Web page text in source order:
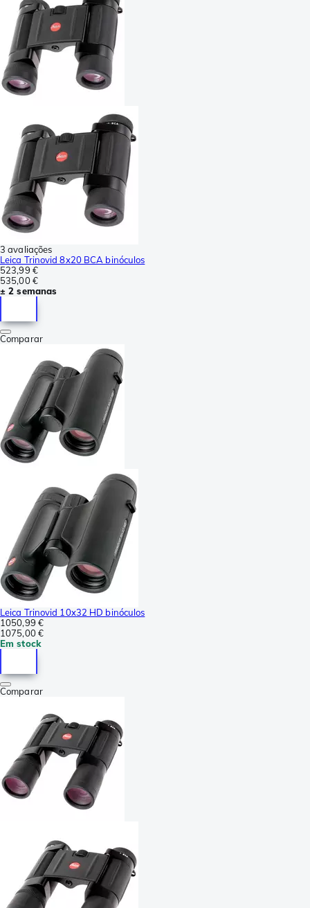
3 avaliações
Leica Trinovid 8x20 BCA binóculos
523,99 €
535,00 €
± 2 semanas
Comparar
Leica Trinovid 10x32 HD binóculos
1050,99 €
1075,00 €
Em stock
Comparar